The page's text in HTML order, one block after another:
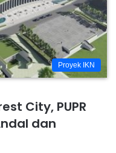
Proyek IKN
City, PUPR
dan